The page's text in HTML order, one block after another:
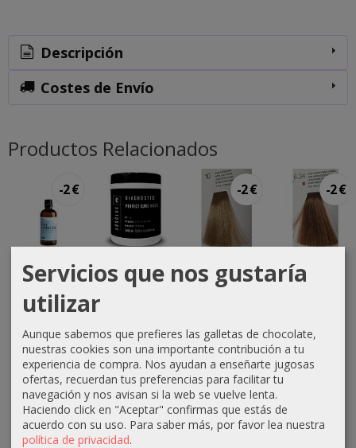
Descripción
Costes de Envío
Productos Relacionados
-2 €
Aceite de
coco
100ml
Glossco
11,44 €
13,44 €
Mascarilla
Absoluk
Diagnostic...
-2 €
Tinte
Equium
4,31 €
6,61 €
-2 €
Equium
Oscuro...
4,31 €
Servicios que nos gustaría
utilizar
Aunque sabemos que prefieres las galletas de chocolate,
nuestras cookies son una importante contribución a tu
experiencia de compra. Nos ayudan a enseñarte jugosas
ofertas, recuerdan tus preferencias para facilitar tu
navegación y nos avisan si la web se vuelve lenta.
Haciendo click en "Aceptar" confirmas que estás de
acuerdo con su uso. Para saber más, por favor lea nuestra
política de privacidad.